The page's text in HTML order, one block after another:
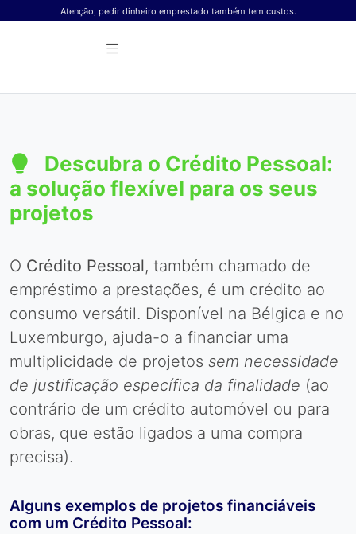
Skip to contentAtenção, pedir dinheiro emprestado também tem custos.
Descubra o Crédito Pessoal:
a solução flexível para os seus
projetos
O Crédito Pessoal, também chamado de
empréstimo a prestações, é um crédito ao
consumo versátil. Disponível na Bélgica e no
Luxemburgo, ajuda-o a financiar uma
multiplicidade de projetos sem necessidade
de justificação específica da finalidade (ao
contrário de um crédito automóvel ou para
obras, que estão ligados a uma compra
precisa).
Alguns exemplos de projetos financiáveis
com um Crédito Pessoal: